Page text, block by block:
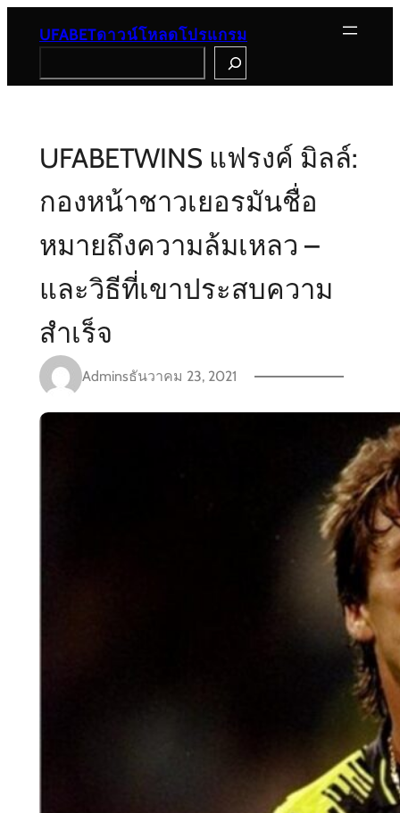
content
UFABETดาวน์โหลดโปรแกรม
UFABETWINS แฟรงค์ มิลล์:
กองหน้าชาวเยอรมันชื่อ
หมายถึงความล้มเหลว –
และวิธีที่เขาประสบความ
สำเร็จ
Adminsธันวาคม 23, 2021